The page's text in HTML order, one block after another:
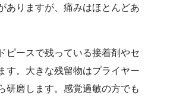
ありますが、痛みはほとんどあ
ピースで残っている接着剤やセ
す。大きな残留物はプライヤー
研磨します。感覚過敏の方でも